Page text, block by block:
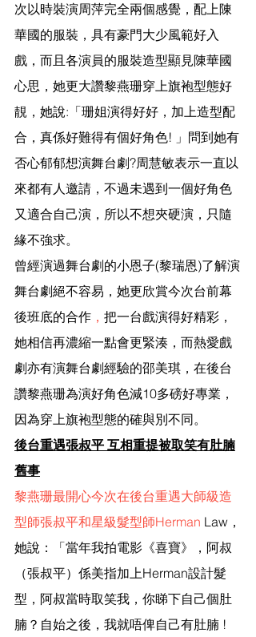
次以時裝演周萍完全兩個感覺，配上陳
華國的服裝，具有豪門大少風範好入
戲，而且各演員的服裝造型顯見陳華國
心思，她更大讚黎燕珊穿上旗袍型態好
靚，她說:「珊姐演得好好，加上造型配
合，真係好難得有個好角色! 」問到她有
否心郁郁想演舞台劇?周慧敏表示一直以
來都有人邀請，不過未遇到一個好角色
又適合自己演，所以不想夾硬演，只隨
緣不強求。
曾經演過舞台劇的小恩子(黎瑞恩)了解演
舞台劇絕不容易，她更欣賞今次台前幕
後班底的合作 ， 把一台戲演得好精彩，
她相信再濃縮一點會更緊湊，而熱愛戲
劇亦有演舞台劇經驗的邵美琪，在後台
讚黎燕珊為演好角色減10多磅好專業，
因為穿上旗袍型態的確與別不同。
後台重遇張叔平 互相重提被取笑有肚腩
舊事
黎燕珊最開心今次在後台重遇大師級造
型師張叔平和星級髮型師Herman Law，
她說：「當年我拍電影《喜寶》，阿叔
（張叔平）係美指加上Herman設計髮
型，阿叔當時取笑我，你睇下自己個肚
腩？自始之後，我就唔俾自己有肚腩 !